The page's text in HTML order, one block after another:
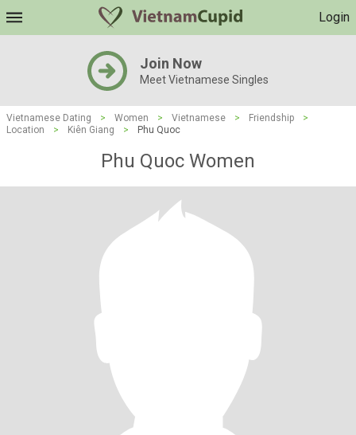
Login
Join Now
Meet Vietnamese Singles
Vietnamese Dating > Women > Vietnamese > Friendship
>
Location
> Kiên Giang > Phu Quoc
Phu Quoc Women